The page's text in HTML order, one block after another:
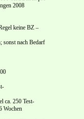
2008
keine BZ –
sonst nach Bedarf
ca. 250 Test-
Wochen